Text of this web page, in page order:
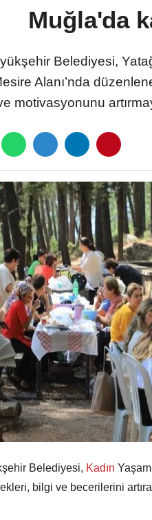
Muğla'da
Belediyesi,
Alanı’nda
motivasyonunu
Belediyesi, Kadın
bilgi ve becerilerini